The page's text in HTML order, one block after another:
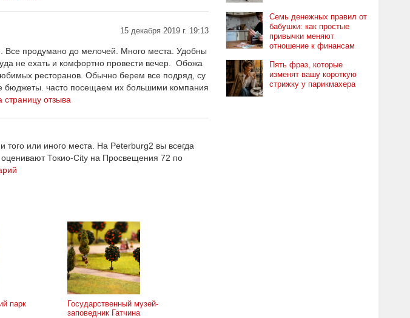
15 декабря 2019 г. 19:13
продумано до мелочей. Много места. Удобны
не ехать и комфортно провести вечер. Обожа
ресторанов. Обычно берем все подряд, су
бюджеты. часто посещаем их большими компания
страницу отзыва
или иного места. На Peterburg2 вы всегда
Токио-City на Просвещения 72 по
парк
Государственный музей-
заповедник Гатчина
Семь денежных правил от
бабушки: как простые
привычки меняют
отношение к финансам
Пять фраз, которые
изменят вашу короткую
стрижку у парикмахера